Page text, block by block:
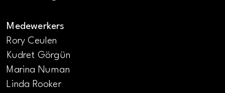
Medewerkers
Rory Ceulen
Kudret Görgün
Marina Numan
Linda Rooker